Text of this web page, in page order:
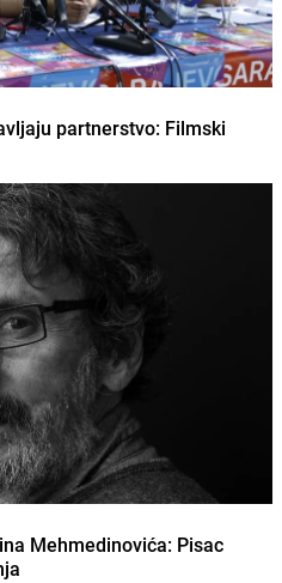
partnerstvo: Filmski
Mehmedinovića: Pisac